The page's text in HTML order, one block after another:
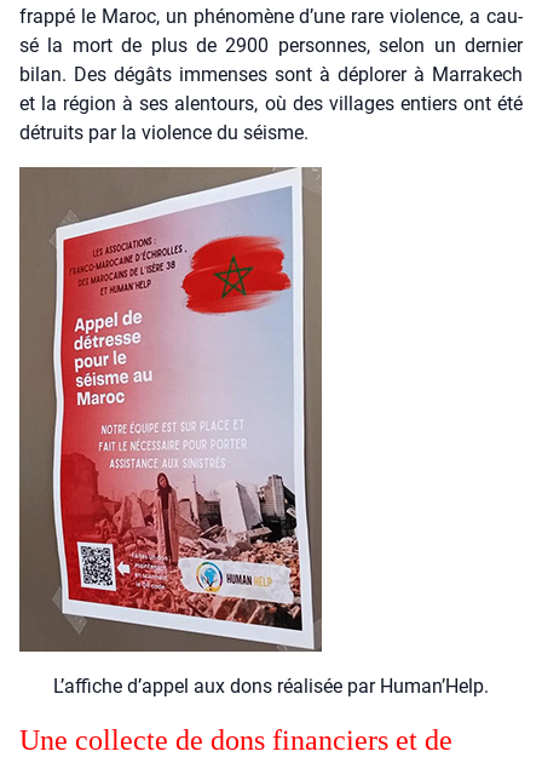
frap­pé le Maroc, un phé­no­mène d’une rare vio­lence, a cau­
sé la mort de plus de 2900 per­sonnes, selon un der­nier
bilan. Des dégâts immenses sont à déplo­rer à Mar­ra­kech
et la région à ses alen­tours, où des vil­lages entiers ont été
détruits par la vio­lence du séisme.
L’affiche d’appel aux dons réa­li­sée par Human’Help.
Une col­lecte de dons finan­ciers et de